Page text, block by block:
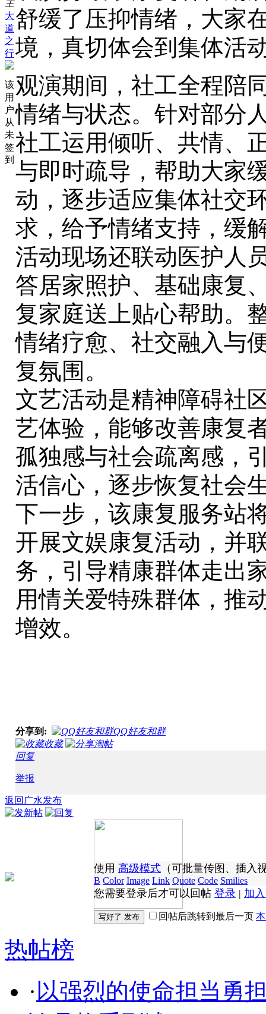
主
大
道
之
行
该
用
户
从
未
签
到
舒缓了压抑情绪，大家
境，真切体会到集体活
观演期间，社工全程陪
情绪与状态。针对部分
社工运用倾听、共情、
与即时疏导，帮助大家
动，逐步适应集体社交
求，给予情绪支持，缓
活动现场还联动医护人
答居家照护、基础康复
复家庭送上贴心帮助。
情绪疗愈、社交融入与
复氛围。
文艺活动是精神障碍社
艺体验，能够改善康复
孤独感与社会疏离感，
活信心，逐步恢复社会
下一步，该康复服务站
开展文娱康复活动，并
务，引导精康群体走出
用情关爱特殊群体，推
增效。
分享到:
QQ好友和群
收藏
淘帖
回复
举报
返回广水发布
使用 高级模式 （可批量传图、插入
B Color Image Link Quote Code Smilies
您需要登录后才可以回帖 登录 | 加
回帖后跳转到最后一页
热帖榜
·以强烈的使命担当勇